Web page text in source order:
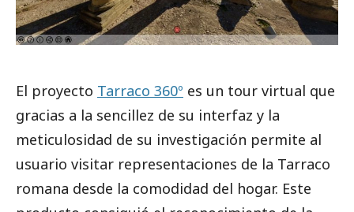
El proyecto Tarraco 360º es un tour virtual que
gracias a la sencillez de su interfaz y la
meticulosidad de su investigación permite al
usuario visitar representaciones de la Tarraco
romana desde la comodidad del hogar. Este